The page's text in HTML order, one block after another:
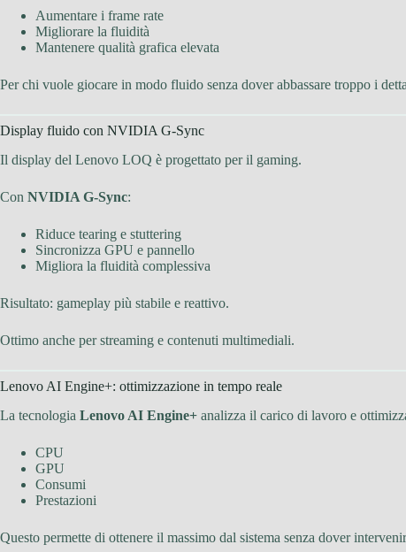
Aumentare i frame rate
Migliorare la fluidità
Mantenere qualità grafica elevata
Per chi vuole giocare in modo fluido senza dover abbassare troppo i
Display fluido con NVIDIA G-Sync
Il display del Lenovo LOQ è progettato per il gaming.
Con NVIDIA G-Sync:
Riduce tearing e stuttering
Sincronizza GPU e pannello
Migliora la fluidità complessiva
Risultato: gameplay più stabile e reattivo.
Ottimo anche per streaming e contenuti multimediali.
Lenovo AI Engine+: ottimizzazione in tempo reale
La tecnologia Lenovo AI Engine+ analizza il carico di lavoro e
CPU
GPU
Consumi
Prestazioni
Questo permette di ottenere il massimo dal sistema senza dover